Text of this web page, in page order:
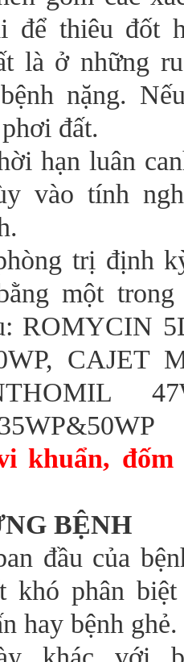
để thiêu đốt
là ở những
nặng.
đất.
hạn luân
vào tính
trị định
một trong
ROMYCIN
CAJET
khuẩn, đốm
BỆNH
đầu của
khó phân
hay bệnh ghẻ.